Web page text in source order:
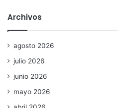
Archivos
agosto 2026
julio 2026
junio 2026
mayo 2026